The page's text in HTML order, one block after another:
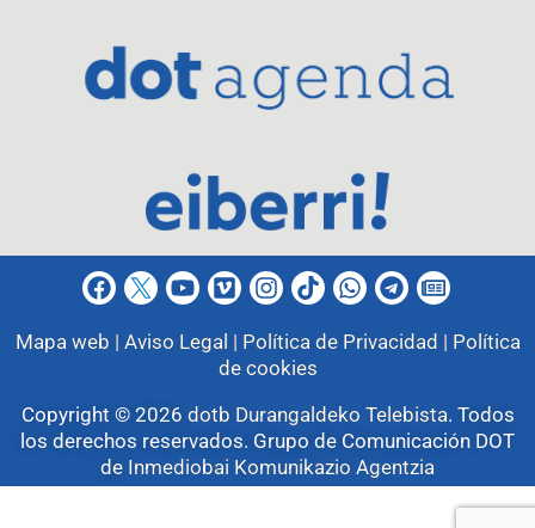
Mapa web | Aviso Legal | Política de Privacidad | Política
de cookies
Copyright © 2026 dotb Durangaldeko Telebista. Todos
los derechos reservados. Grupo de Comunicación DOT
de Inmediobai Komunikazio Agentzia